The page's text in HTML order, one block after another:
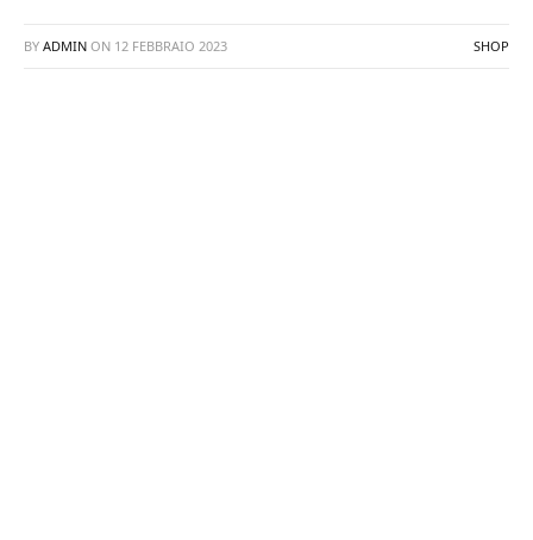
BY ADMIN ON 12 FEBBRAIO 2023 SHOP